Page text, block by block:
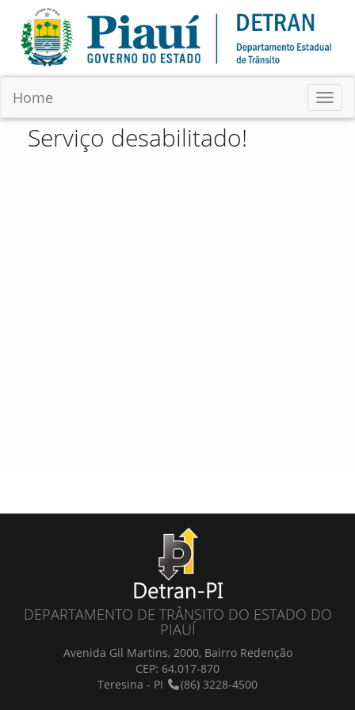
Home
Serviço desabilitado!
DEPARTAMENTO DE TRÂNSITO DO ESTADO DO
PIAUÍ
Avenida Gil Martins, 2000, Bairro Redenção
CEP: 64.017-870
Teresina - PI
(86) 3228-4500